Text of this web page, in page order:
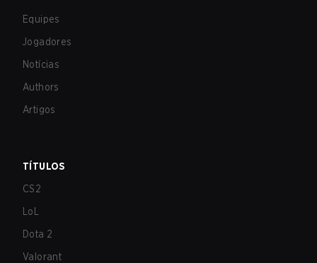
Equipes
Jogadores
Notícias
Authors
Artigos
TÍTULOS
CS2
LoL
Dota 2
Valorant